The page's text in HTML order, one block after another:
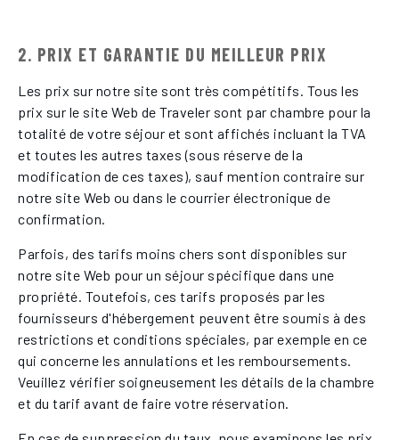
2. PRIX ET GARANTIE DU MEILLEUR PRIX
Les prix sur notre site sont très compétitifs. Tous les
prix sur le site Web de Traveler sont par chambre pour la
totalité de votre séjour et sont affichés incluant la TVA
et toutes les autres taxes (sous réserve de la
modification de ces taxes), sauf mention contraire sur
notre site Web ou dans le courrier électronique de
confirmation.
Parfois, des tarifs moins chers sont disponibles sur
notre site Web pour un séjour spécifique dans une
propriété. Toutefois, ces tarifs proposés par les
fournisseurs d'hébergement peuvent être soumis à des
restrictions et conditions spéciales, par exemple en ce
qui concerne les annulations et les remboursements.
Veuillez vérifier soigneusement les détails de la chambre
et du tarif avant de faire votre réservation.